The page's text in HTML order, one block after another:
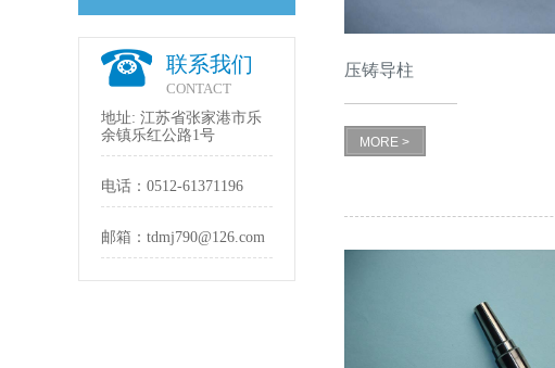
联系我们
CONTACT
地址: 江苏省张家港市乐
余镇乐红公路1号
电话： 0512-61371196
邮箱： tdmj790@126.com
压铸导柱
MORE >